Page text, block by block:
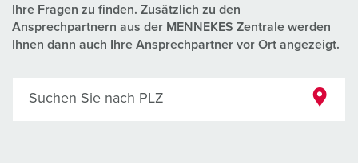
Ihre Fragen zu finden. Zusätzlich zu den
Ansprechpartnern aus der MENNEKES Zentrale werden
Ihnen dann auch Ihre Ansprechpartner vor Ort angezeigt.
Suchen Sie nach PLZ